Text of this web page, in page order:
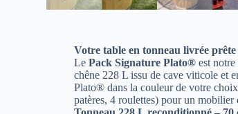
Votre table en tonneau livrée
LePack Signature Plato® est
chêne 228 L issu de cave viticole et
Plato® dans la couleur de votre
patères, 4 roulettes) pour un